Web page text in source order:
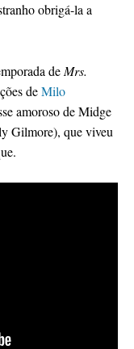
obrigá-la a
deMrs.
deMilo
amoroso de Midge
Gilmore), que viveu